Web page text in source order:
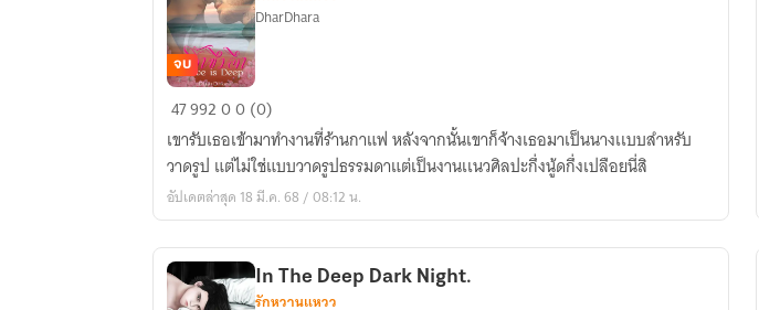
รัก
ลึก
Love
Is
จบ
DharDhara
4799200 (0)
เขารับเธอเข้ามาทำงานที่ร้านกาแฟ หลังจากนั้นเขาก็จ้างเธอมาเป็นนางเเบบสำหรับ
วาดรูป แต่ไม่ใช่แบบวาดรูปธรรมดาแต่เป็นงานเเนวศิลปะกึ่งนู้ดกึ่งเปลือยนี่สิ
อัปเดตล่าสุด 18 มี.ค. 68 / 08:12 น.
In The Deep Dark Night.
รักหวานแหวว